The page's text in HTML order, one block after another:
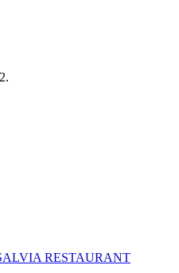
RESTAURANT